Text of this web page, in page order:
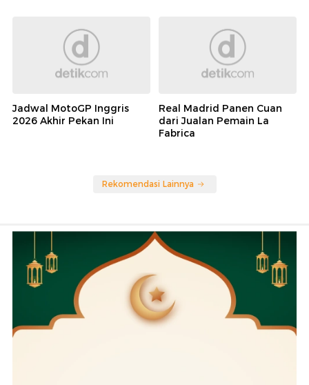
Jadwal MotoGP Inggris
2026 Akhir Pekan Ini
Real Madrid Panen Cuan
dari Jualan Pemain La
Fabrica
Rekomendasi Lainnya